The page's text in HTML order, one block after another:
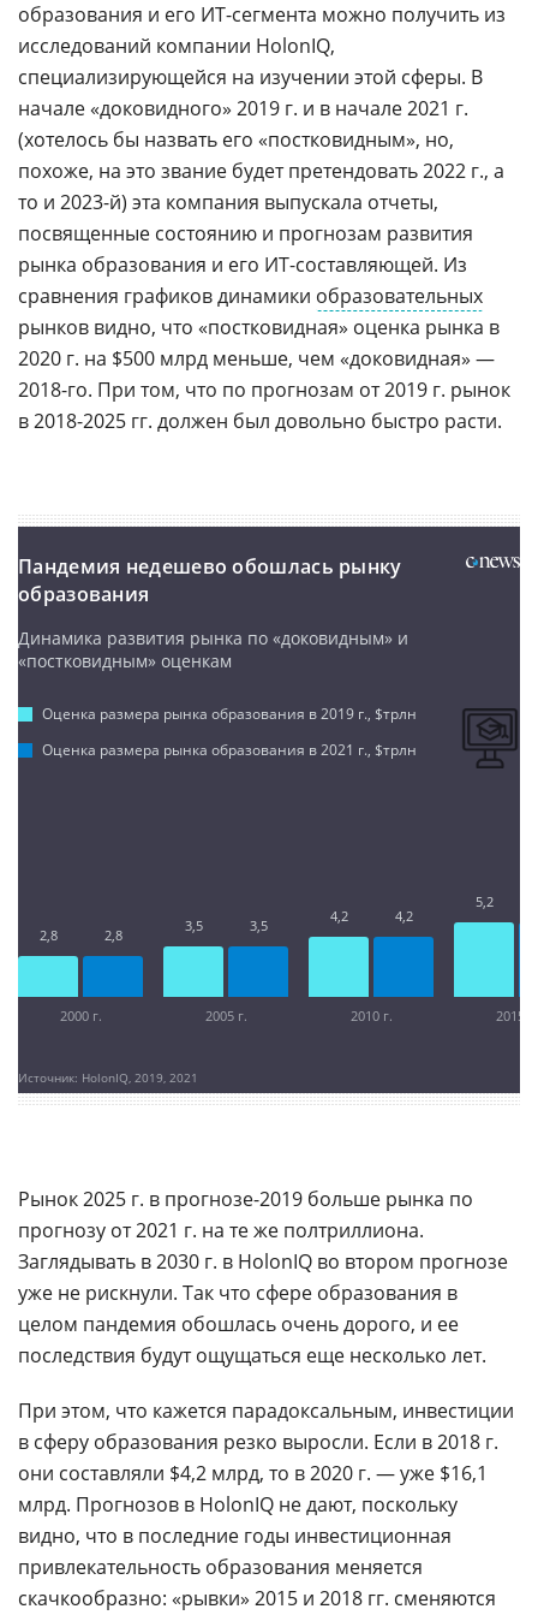
образования и его ИТ-сегмента можно получить из
исследований компании HolonIQ,
специализирующейся на изучении этой сферы. В
начале «доковидного» 2019 г. и в начале 2021 г.
(хотелось бы назвать его «постковидным», но,
похоже, на это звание будет претендовать 2022 г., а
то и 2023-й) эта компания выпускала отчеты,
посвященные состоянию и прогнозам развития
рынка образования и его ИТ-составляющей. Из
сравнения графиков динамики образовательных
рынков видно, что «постковидная» оценка рынка в
2020 г. на $500 млрд меньше, чем «доковидная» —
2018-го. При том, что по прогнозам от 2019 г. рынок
в 2018-2025 гг. должен был довольно быстро расти.
Пандемия недешево обошлась рынку
образования
Динамика развития рынка по «доковидным» и
«постковидным» оценкам
Оценка размера рынка образования в 2019 г., $трлн
Оценка размера рынка образования в 2021 г., $трлн
2,8 2,8
2000 г.
3,5 3,5
2005 г.
4,2 4,2
2010 г.
5,2
2015 г.
Источник: HolonIQ, 2019, 2021
Рынок 2025 г. в прогнозе-2019 больше рынка по
прогнозу от 2021 г. на те же полтриллиона.
Заглядывать в 2030 г. в HolonIQ во втором прогнозе
уже не рискнули. Так что сфере образования в
целом пандемия обошлась очень дорого, и ее
последствия будут ощущаться еще несколько лет.
При этом, что кажется парадоксальным, инвестиции
в сферу образования резко выросли. Если в 2018 г.
они составляли $4,2 млрд, то в 2020 г. — уже $16,1
млрд. Прогнозов в HolonIQ не дают, поскольку
видно, что в последние годы инвестиционная
привлекательность образования меняется
скачкообразно: «рывки» 2015 и 2018 гг. сменяются